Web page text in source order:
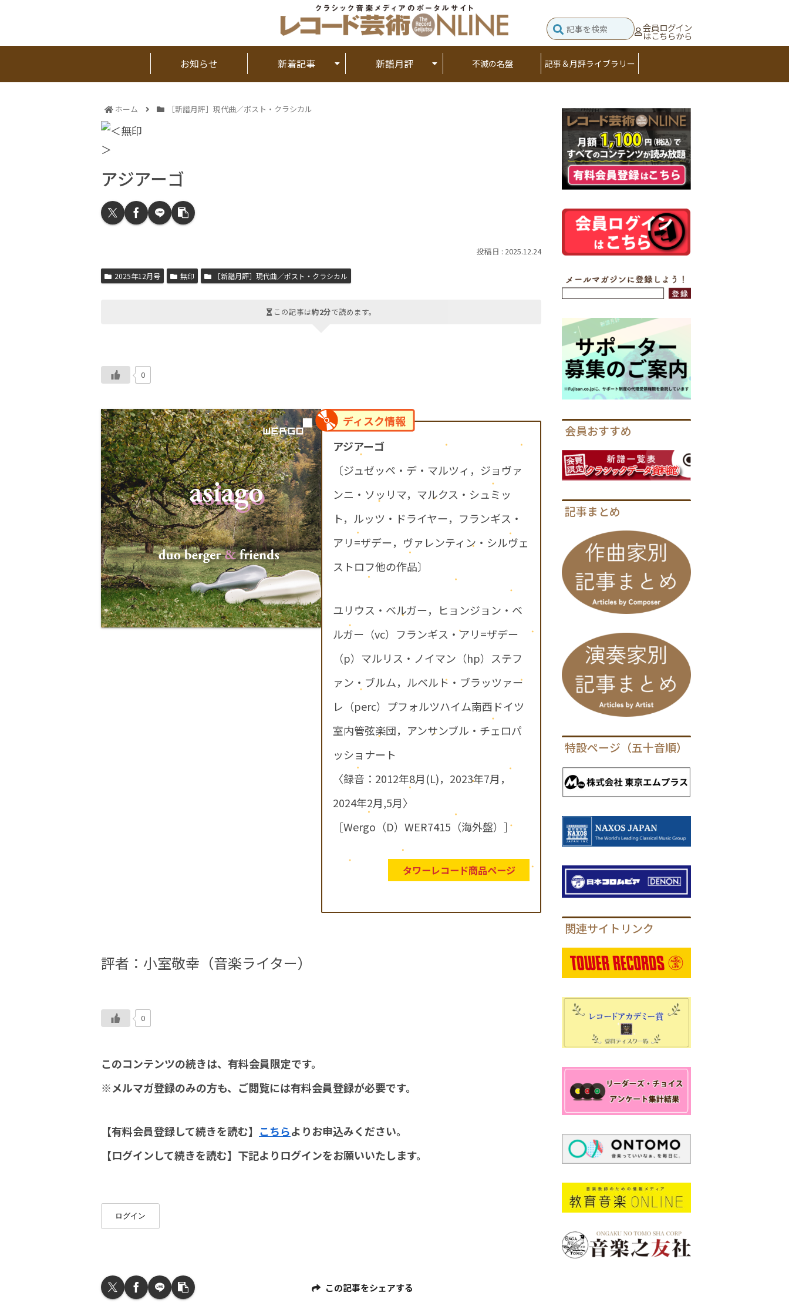
会員ログイン
はこちらから
お知らせ 新着記事 新譜月評 不滅の名盤 記事＆月評ライブラリー
ホーム ［新譜月評］現代曲／ポスト・クラシカル
アジアーゴ
2025.12.24
2025年12月号 無印 ［新譜月評］現代曲／ポスト・クラシカル
この記事は約2分で読めます。
0
ディスク情報
アジアーゴ
〔ジュゼッペ・デ・マルツィ，ジョヴァ
ンニ・ソッリマ，マルクス・シュミッ
ト，ルッツ・ドライヤー，フランギス・
アリ=ザデー，ヴァレンティン・シルヴェ
ストロフ他の作品〕
ユリウス・ベルガー，ヒョンジョン・ベ
ルガー（vc）フランギス・アリ=ザデー
（p）マルリス・ノイマン（hp）ステフ
ァン・ブルム，ルベルト・ブラッツァー
レ（perc）プフォルツハイム南西ドイツ
室内管弦楽団，アンサンブル・チェロパ
ッショナート
〈録音：2012年8月(L)，2023年7月，
2024年2月,5月〉
［Wergo（D）WER7415（海外盤）］
タワーレコード商品ページ
評者：小室敬幸（音楽ライター）
0
このコンテンツの続きは、有料会員限定です。
※メルマガ登録のみの方も、ご閲覧には有料会員登録が必要です。
【有料会員登録して続きを読む】 こちらよりお申込みください。
【ログインして続きを読む】下記よりログインをお願いいたします。
ログイン
この記事をシェアする
会員おすすめ
記事まとめ
特設ページ（五十音順）
関連サイトリンク